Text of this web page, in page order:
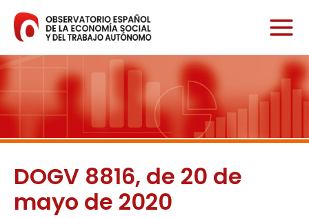
contenido
DOGV 8816, de 20 de
mayo de 2020